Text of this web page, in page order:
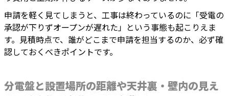
申請を軽く見てしまうと、工事は終わっているのに「受電の
承認が下りずオープンが遅れた」という事態も起こりえま
す。見積時点で、誰がどこまで申請を担当するのか、必ず確
認しておくべきポイントです。
分電盤と設置場所の距離や天井裏・壁内の見え